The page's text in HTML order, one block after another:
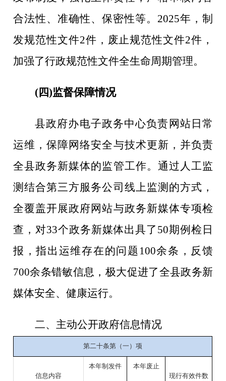
合法性、准确性、保密性等。 2025年，制
发规范性文件2件，废止规范性文件2件，
加强了行政规范性文件全生命周期管理。
(四)监督保障情况
县政府办电子政务中心负责网站日常
运维，保障网络安全与技术更新，并负责
全县政务新媒体的监管工作。通过人工监
测结合第三方服务公司线上监测的方式，
全覆盖开展政府网站与政务新媒体专项检
查，对33个政务新媒体出具了 50期例检日
报，指出运维存在的问题 100余条，反馈
700余条错敏信息，极大促进了全县政务新
媒体安全、健康运行。
二、主动公开政府信息情况
第二十条第（一）项
信息内容
本年制发件 本年废止
现行有效件数